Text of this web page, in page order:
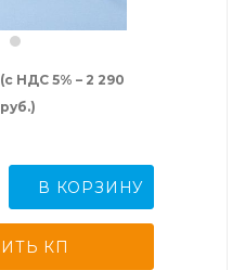
(с НДС 5% – 2 290
руб.)
В КОРЗИНУ